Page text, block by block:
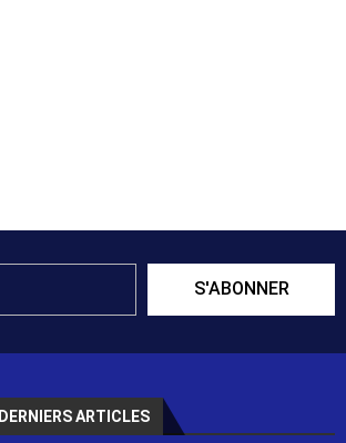
S'ABONNER
DERNIERS ARTICLES